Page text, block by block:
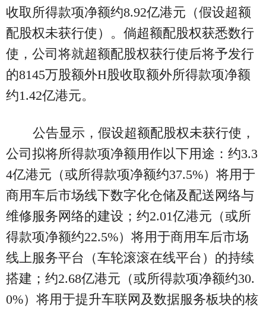
收取所得款项净额约8.92亿港元（假设超额
配股权未获行使）。倘超额配股权获悉数行
使，公司将就超额配股权获行使后将予发行
的8145万股额外H股收取额外所得款项净额
约1.42亿港元。
公告显示，假设超额配股权未获行使，
公司拟将所得款项净额用作以下用途：约3.3
4亿港元（或所得款项净额约37.5%）将用于
商用车后市场线下数字化仓储及配送网络与
维修服务网络的建设；约2.01亿港元（或所
得款项净额约22.5%）将用于商用车后市场
线上服务平台（车轮滚滚在线平台）的持续
搭建；约2.68亿港元（或所得款项净额约30.
0%）将用于提升车联网及数据服务板块的核